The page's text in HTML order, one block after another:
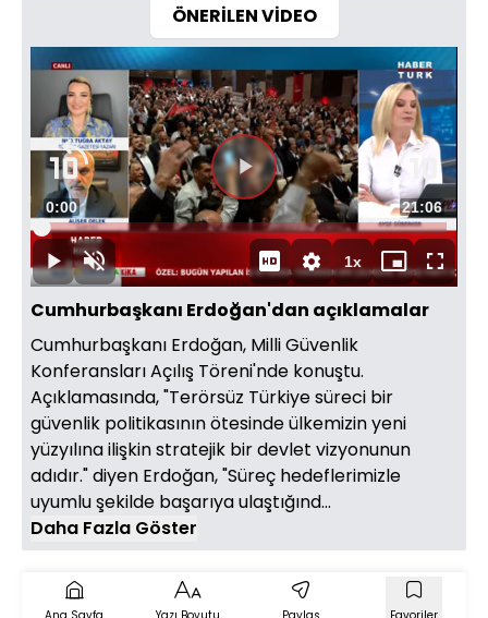
ÖNERİLEN VİDEO
Videoyu
Oynat
OynatSesi
Aç
Süre
0:00 Toplam
Süre
21:06
Yüklendi:
0.47%
1xOynatma
Hızı
Mini
oynatıcı
Tam
Ekran
Cumhurbaşkanı Erdoğan'dan açıklamalar
Cumhurbaşkanı Erdoğan, Milli Güvenlik
Konferansları Açılış Töreni'nde konuştu.
Açıklamasında, "Terörsüz Türkiye süreci bir
güvenlik politikasının ötesinde ülkemizin yeni
yüzyılına ilişkin stratejik bir devlet vizyonunun
adıdır." diyen Erdoğan, "Süreç hedeflerimizle
uyumlu şekilde başarıya ulaştığınd...
Daha Fazla Göster